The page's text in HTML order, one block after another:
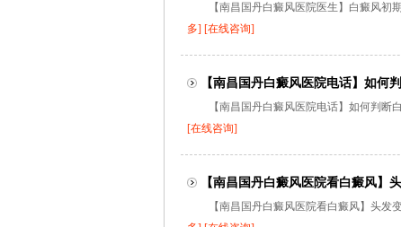
【南昌国丹白癜风医院医生】白癜风
多] [在线咨询]
【南昌国丹白癜风医院电话】如何
【南昌国丹白癜风医院电话】如何判断
[在线咨询]
【南昌国丹白癜风医院看白癜风】
【南昌国丹白癜风医院看白癜风】头